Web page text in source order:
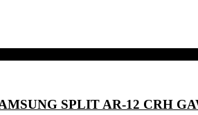
SPLIT AR-12 CRH